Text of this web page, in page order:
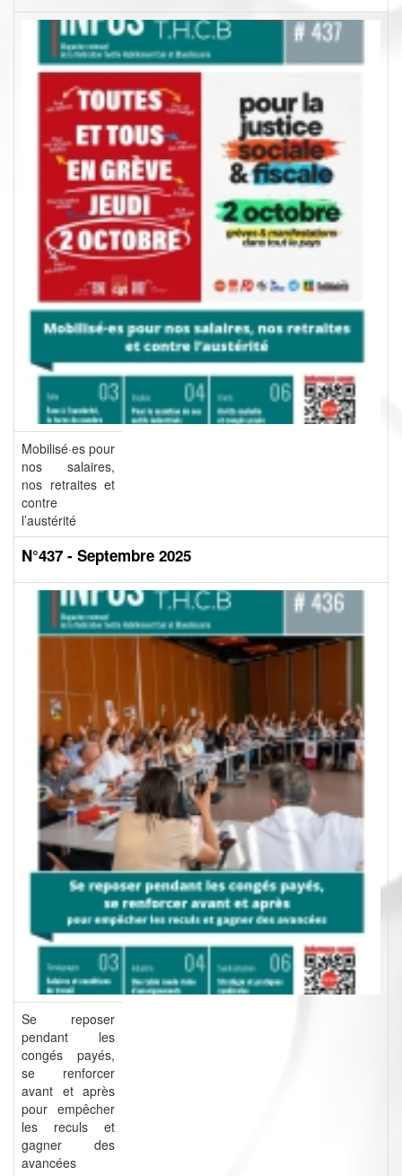
Mobilisé·es pour
nos salaires,
nos retraites et
contre
l’austérité
N°437 - Septembre 2025
Se reposer
pendant les
congés payés,
se renforcer
avant et après
pour empêcher
les reculs et
gagner des
avancées